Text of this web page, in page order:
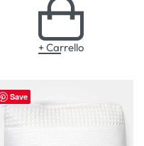
+ Carrello
Save